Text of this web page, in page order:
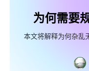
为何需要
本文将解释为何杂乱